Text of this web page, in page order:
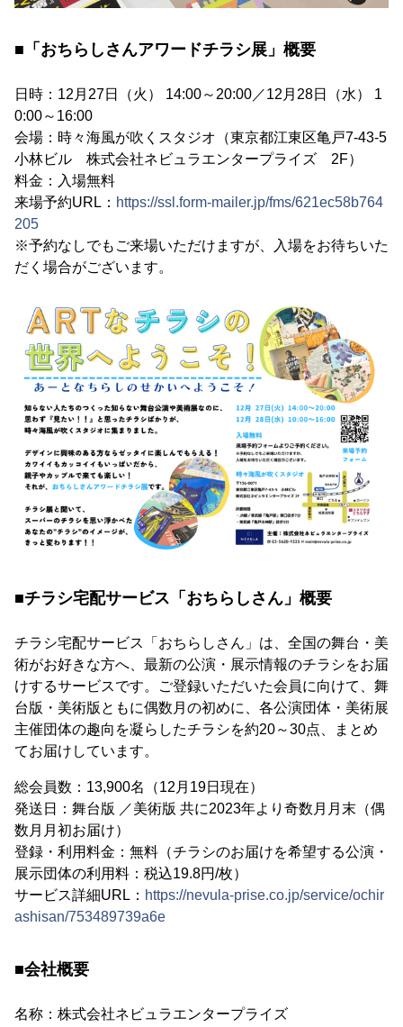
■「おちらしさんアワードチラシ展」概要
日時：12月27日（火） 14:00～20:00／12月28日（水） 1
0:00～16:00
会場：時々海風が吹くスタジオ（東京都江東区亀戸7-43-5
小林ビル 株式会社ネビュラエンタープライズ 2F）
料金：入場無料
来場予約URL： https://ssl.form-mailer.jp/fms/621ec58b764
205
※予約なしでもご来場いただけますが、入場をお待ちいた
だく場合がございます。
■チラシ宅配サービス「おちらしさん」概要
チラシ宅配サービス「おちらしさん」は、全国の舞台・美
術がお好きな方へ、最新の公演・展示情報のチラシをお届
けするサービスです。ご登録いただいた会員に向けて、舞
台版・美術版ともに偶数月の初めに、各公演団体・美術展
主催団体の趣向を凝らしたチラシを約20～30点、まとめ
てお届けしています。
総会員数：13,900名（12月19日現在）
発送日：舞台版 ／美術版 共に2023年より奇数月月末（偶
数月月初お届け）
登録・利用料金：無料（チラシのお届けを希望する公演・
展示団体の利用料：税込19.8円/枚）
サービス詳細URL： https://nevula-prise.co.jp/service/ochir
ashisan/753489739a6e
■会社概要
名称：株式会社ネビュラエンタープライズ